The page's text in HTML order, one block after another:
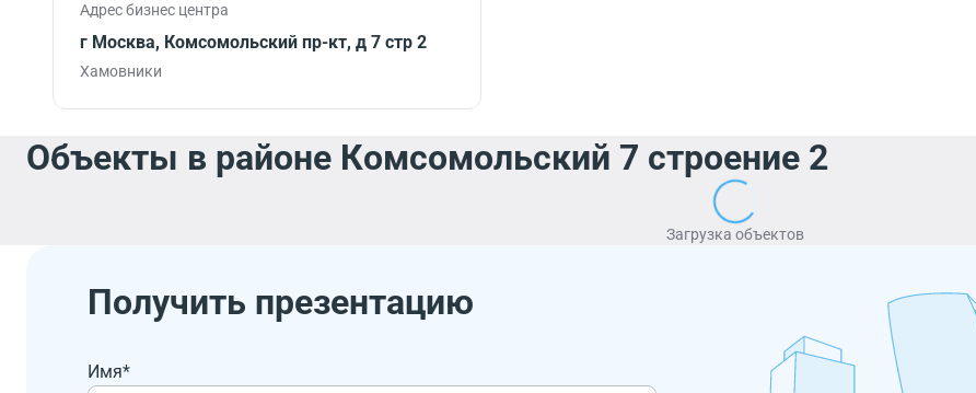
Адрес бизнес центра
г Москва, Комсомольский пр-кт, д 7 стр 2
Хамовники
Объекты в районе Комсомольский 7 строение 2
Загрузка объектов
Получить презентацию
Имя*